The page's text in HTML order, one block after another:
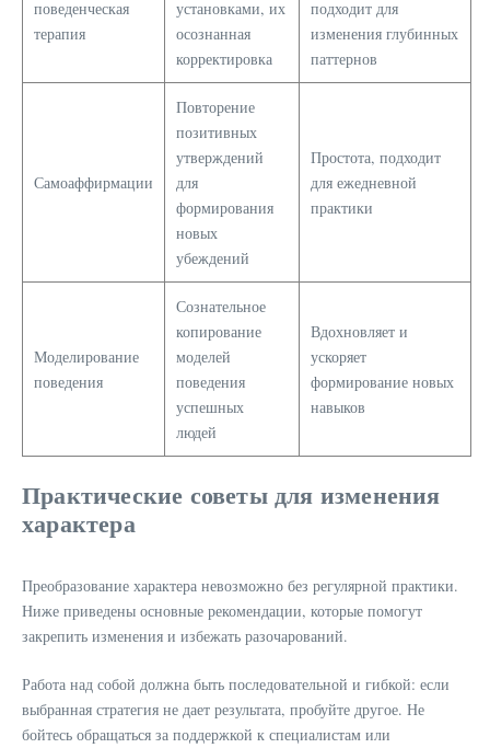
поведенческая
терапия
установками, их
осознанная
корректировка
подходит для
изменения глубинных
паттернов
Самоаффирмации
Повторение
позитивных
утверждений
для
формирования
новых
убеждений
Простота, подходит
для ежедневной
практики
Моделирование
поведения
Сознательное
копирование
моделей
поведения
успешных
людей
Вдохновляет и
ускоряет
формирование новых
навыков
Практические советы для изменения
характера
Преобразование характера невозможно без регулярной практики.
Ниже приведены основные рекомендации, которые помогут
закрепить изменения и избежать разочарований.
Работа над собой должна быть последовательной и гибкой: если
выбранная стратегия не дает результата, пробуйте другое. Не
бойтесь обращаться за поддержкой к специалистам или